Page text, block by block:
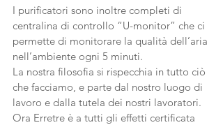
I purificatori sono inoltre completi di
centralina di controllo “U-monitor” che ci
permette di monitorare la qualità dell’aria
nell’ambiente ogni 5 minuti.
La nostra filosofia si rispecchia in tutto ciò
che facciamo, e parte dal nostro luogo di
lavoro e dalla tutela dei nostri lavoratori.
Ora Erretre è a tutti gli effetti certificata